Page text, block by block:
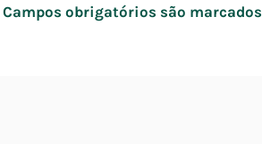
Campos obrigatórios são marcados